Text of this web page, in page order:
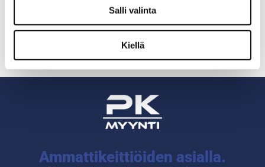
Salli valinta
Kiellä
Tilavuus: 0,5L
Ammattikeittiöiden asialla.